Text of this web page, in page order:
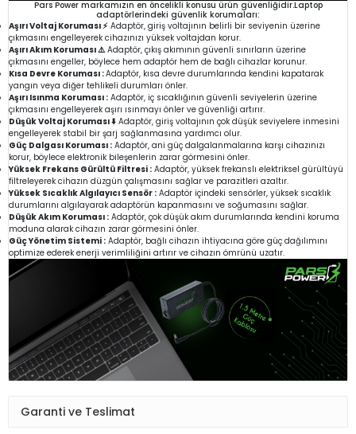
Pars Power markamızın en öncelikli konusu ürün güvenliğidir.Laptop
adaptörlerindeki güvenlik korumaları:
Aşırı Voltaj Koruması ⚡ Adaptör, giriş voltajının belirli bir seviyenin üzerine
çıkmasını engelleyerek cihazınızı yüksek voltajdan korur.
Aşırı Akım Koruması ⚠️Adaptör, çıkış akımının güvenli sınırların üzerine
çıkmasını engeller, böylece hem adaptör hem de bağlı cihazlar korunur.
Kısa Devre Koruması :Adaptör, kısa devre durumlarında kendini kapatarak
yangın veya diğer tehlikeli durumları önler.
Aşırı Isınma Koruması : Adaptör, iç sıcaklığının güvenli seviyelerin üzerine
çıkmasını engelleyerek aşırı ısınmayı önler ve güvenliği artırır.
Düşük Voltaj Koruması ⬇️ Adaptör, giriş voltajının çok düşük seviyelere inmesini
engelleyerek stabil bir şarj sağlanmasına yardımcı olur.
Güç Dalgası Koruması : Adaptör, ani güç dalgalanmalarına karşı cihazınızı
korur, böylece elektronik bileşenlerin zarar görmesini önler.
Yüksek Frekans Gürültü Filtresi : Adaptör, yüksek frekanslı elektriksel gürültüyü
filtreleyerek cihazın düzgün çalışmasını sağlar ve parazitleri azaltır.
Yüksek Sıcaklık Algılayıcı Sensör : Adaptör içindeki sensörler, yüksek sıcaklık
durumlarını algılayarak adaptörün kapanmasını ve soğumasını sağlar.
Düşük Akım Koruması : Adaptör, çok düşük akım durumlarında kendini koruma
moduna alarak cihazın zarar görmesini önler.
Güç Yönetim Sistemi : Adaptör, bağlı cihazın ihtiyacına göre güç dağılımını
optimize ederek enerji verimliliğini artırır ve cihazın ömrünü uzatır.
Garanti ve Teslimat